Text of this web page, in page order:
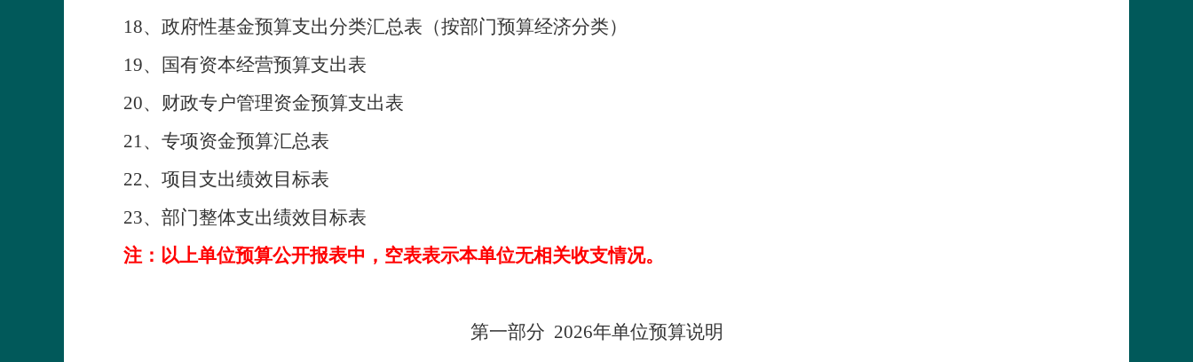
18、政府性基金预算支出分类汇总表（按部门预算经济分类）
19、国有资本经营预算支出表
20、财政专户管理资金预算支出表
21、专项资金预算汇总表
22、 项目支出绩效目标表
23、部门整体支出绩效目标表
注：以上单位预算公开报表中，空表表示本单位无相关收支情况。
第一部分 2026年单位预算说明